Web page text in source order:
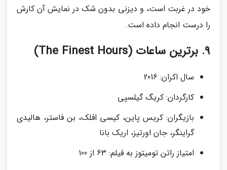
خود در غربت است، و دیزنی بدون شک در نمایش آن کارش
را درست انجام داده است.
9. برترین ساعات (The Finest Hours)
سال اکران: 2016
کارگردان: کریگ گیلسپی
بازیگران: کریس پاین، کیسی افلک، بن فاستر، هالیدی
گراینگر، جان اورتیز، اریک بانا
امتیاز راتن تومیتوز به فیلم: 63 از 100